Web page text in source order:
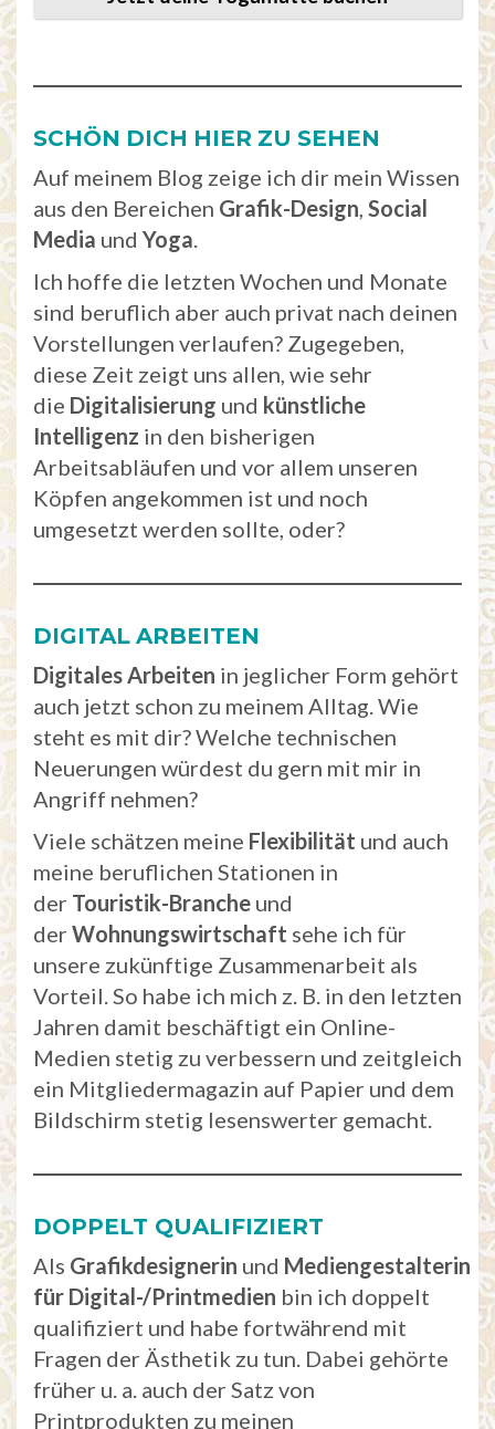
SCHÖN DICH HIER ZU SEHEN
Auf meinem Blog zeige ich dir mein Wissen
aus den Bereichen Grafik-Design Social
Media und Yoga
Ich hoffe die letzten Wochen und Monate
sind beruflich aber auch privat nach deinen
Vorstellungen verlaufen? Zugegeben,
diese Zeit zeigt uns allen, wie sehr
die Digitalisierung und künstliche
Intelligenz in den bisherigen
Arbeitsabläufen und vor allem unseren
Köpfen angekommen ist und noch
umgesetzt werden sollte, oder?
DIGITAL ARBEITEN
Digitales Arbeiten in jeglicher Form gehört
auch jetzt schon zu meinem Alltag. Wie
steht es mit dir? Welche technischen
Neuerungen würdest du gern mit mir in
Angriff nehmen?
Viele schätzen meine Flexibilität und auch
meine beruflichen Stationen in
der Touristik-Branche und
der Wohnungswirtschaft sehe ich für
unsere zukünftige Zusammenarbeit als
Vorteil. So habe ich mich z. B. in den letzten
Jahren damit beschäftigt ein Online-
Medien stetig zu verbessern und zeitgleich
ein Mitgliedermagazin auf Papier und dem
Bildschirm stetig lesenswerter gemacht.
DOPPELT QUALIFIZIERT
Als Grafikdesignerin und Mediengestalterin
für Digital-/Printmedien bin ich doppelt
qualifiziert und habe fortwährend mit
Fragen der Ästhetik zu tun. Dabei gehörte
früher u. a. auch der Satz von
Printprodukten zu meinen